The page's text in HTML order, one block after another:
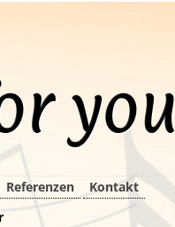
you
Referenzen
Kontakt